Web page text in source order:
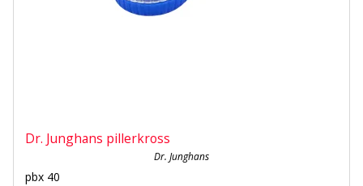
Dr. Junghans pillerkross
Dr. Junghans
pbx 40